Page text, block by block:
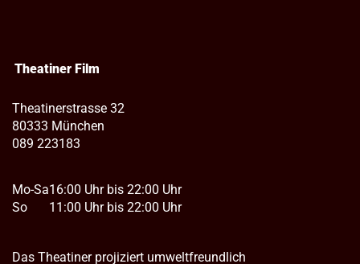
Theatiner Film
Theatinerstrasse 32
80333 München
089 223183
Mo-Sa
So
16:00 Uhr bis 22:00 Uhr
11:00 Uhr bis 22:00 Uhr
Das Theatiner projiziert umweltfreundlich